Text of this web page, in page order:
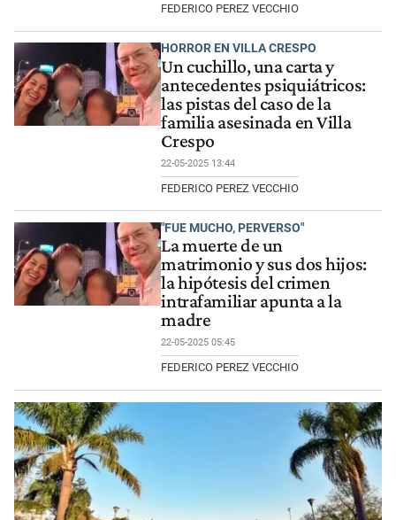
FEDERICO PEREZ VECCHIO
HORROR EN VILLA CRESPO
Un cuchillo, una carta y
antecedentes psiquiátricos:
las pistas del caso de la
familia asesinada en Villa
Crespo
22-05-2025 13:44
FEDERICO PEREZ VECCHIO
"FUE MUCHO, PERVERSO"
La muerte de un
matrimonio y sus dos hijos:
la hipótesis del crimen
intrafamiliar apunta a la
madre
22-05-2025 05:45
FEDERICO PEREZ VECCHIO